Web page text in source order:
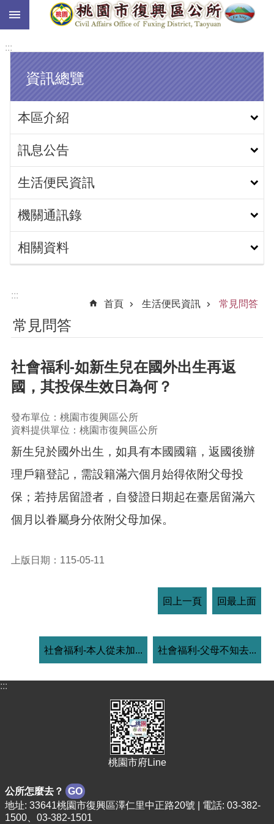
跳到主要內容區塊
:::
資訊總覽
本區介紹
訊息公告
生活便民資訊
機關通訊錄
相關資料
:::
首頁
生活便民資訊 常見問答
常見問答
社會福利-如新生兒在國外出生再返
國，其投保生效日為何？
發布單位：桃園市復興區公所
資料提供單位：桃園市復興區公所
新生兒於國外出生，如具有本國國籍，返國後辦
理戶籍登記，需設籍滿六個月始得依附父母投
保；若持居留證者，自發證日期起在臺居留滿六
個月以眷屬身分依附父母加保。
上版日期：115-05-11
回上一頁 回最上面
社會福利-本人從未加... 社會福利-父母不知去...
:::
桃園市府Line
公所怎麼去？ GO
地址: 33641桃園市復興區澤仁里中正路20號 | 電話: 03-382-
1500、03-382-1501